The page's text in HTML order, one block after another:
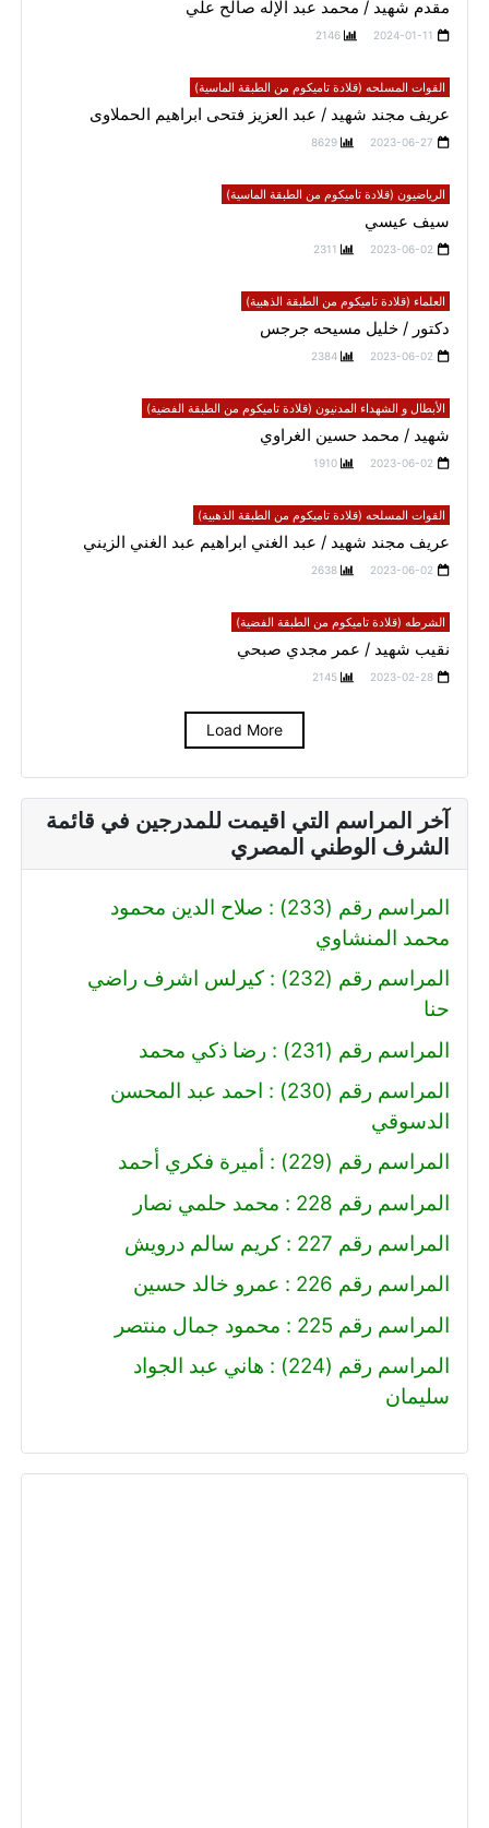
مقدم شهيد / محمد عبد الإله صالح علي
2024-01-11
2146
القوات المسلحه (قلادة تاميكوم من الطبقة الماسية)
عريف مجند شهيد / عبد العزيز فتحى ابراهيم الحملاوى
2023-06-27
8629
الرياضيون (قلادة تاميكوم من الطبقة الماسية)
سيف عيسي
2023-06-02
2311
العلماء (قلادة تاميكوم من الطبقة الذهبية)
دكتور / خليل مسيحه جرجس
2023-06-02
2384
الأبطال و الشهداء المدنيون (قلادة تاميكوم من الطبقة الفضية)
شهيد / محمد حسين الغراوي
2023-06-02
1910
القوات المسلحه (قلادة تاميكوم من الطبقة الذهبية)
عريف مجند شهيد / عبد الغني ابراهيم عبد الغني الزيني
2023-06-02
2638
الشرطه (قلادة تاميكوم من الطبقة الفضية)
نقيب شهيد / عمر مجدي صبحي
2023-02-28
2145
Load More
آخر المراسم التي اقيمت للمدرجين في قائمة
الشرف الوطني المصري
المراسم رقم (233) : صلاح الدين محمود
محمد المنشاوي
المراسم رقم (232) : كيرلس اشرف راضي
حنا
المراسم رقم (231) : رضا ذكي محمد
المراسم رقم (230) : احمد عبد المحسن
الدسوقي
المراسم رقم (229) : أميرة فكري أحمد
المراسم رقم 228 : محمد حلمي نصار
المراسم رقم 227 : كريم سالم درويش
المراسم رقم 226 : عمرو خالد حسين
المراسم رقم 225 : محمود جمال منتصر
المراسم رقم (224) : هاني عبد الجواد
سليمان